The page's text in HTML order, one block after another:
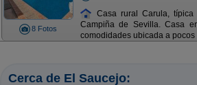
8 Fotos
Casa rural Carula,
Campiña de Sevilla. Casa
comodidades ubicada a pocos
Cerca de El Saucejo: